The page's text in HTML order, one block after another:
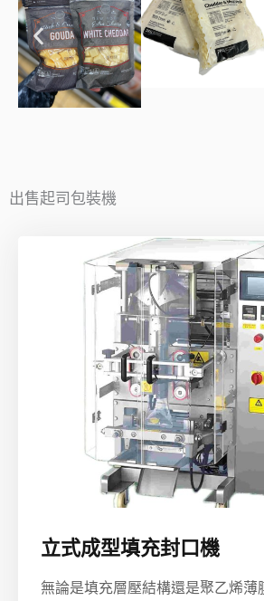
出售起司包裝機
立式成型填充封口機
無論是填充層壓結構還是聚乙烯薄